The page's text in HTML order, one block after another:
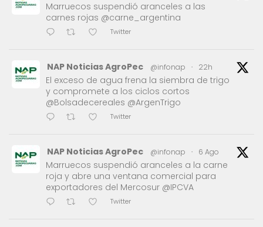
Marruecos suspendió aranceles a las
carnes rojas @carne_argentina
Twitter
NAP Noticias AgroPec @infonap · 22h
El exceso de agua frena la siembra de trigo
y compromete a los ciclos cortos
@Bolsadecereales @ArgenTrigo
Twitter
NAP Noticias AgroPec @infonap · 6 Ago
Marruecos suspendió aranceles a la carne
roja y abre una ventana comercial para
exportadores del Mercosur @IPCVA
Twitter